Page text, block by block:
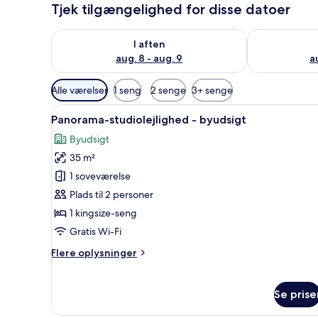
Tjek tilgængelighed for disse datoer
I aften
aug. 8 - aug. 9
Tjek tilgængelighed for i aften aug. 8 - aug. 9
Tjek
Tilgængelige
filtre
for
værelser
Alle værelser 1 seng 2 senge 3+ senge
Indlæs
alle
billeder
af
Panorama-
studiolejlighed
-
byudsigt
Panorama-studiolejlighed -
10
Panorama-studiolejlighed - byudsigt
Byudsigt
35 m²
1 soveværelse
Plads til 2 personer
1 kingsize-seng
Gratis Wi-Fi
Flere oplysninger
Flere
Se